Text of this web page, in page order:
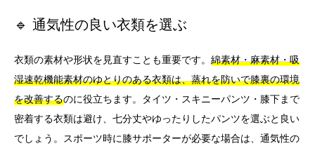
🔹 通気性の良い衣類を選ぶ
衣類の素材や形状を見直すことも重要です。 綿素材・麻素材・吸
湿速乾機能素材のゆとりのある衣類は、蒸れを防いで膝裏の環境
を改善するのに役立ちます。タイツ・スキニーパンツ・膝下まで
密着する衣類は避け、七分丈やゆったりしたパンツを選ぶと良い
でしょう。スポーツ時に膝サポーターが必要な場合は、通気性の